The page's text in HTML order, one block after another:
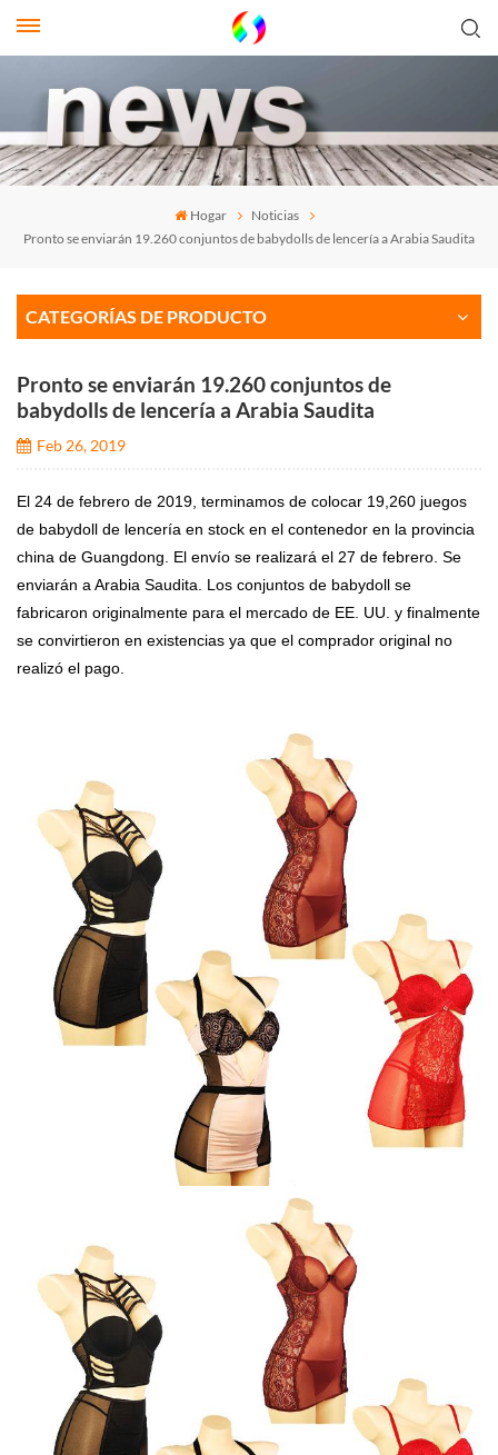
Hogar
Noticias
Pronto se enviarán 19.260 conjuntos de babydolls de lencería a Arabia Saudita
CATEGORÍAS DE PRODUCTO
Pronto se enviarán 19.260 conjuntos de
babydolls de lencería a Arabia Saudita
Feb 26, 2019
El 24 de febrero de 2019, terminamos de colocar 19,260 juegos
de babydoll de lencería en stock en el contenedor en la provincia
china de Guangdong. El envío se realizará el 27 de febrero. Se
enviarán a Arabia Saudita. Los conjuntos de babydoll se
fabricaron originalmente para el mercado de EE. UU. y finalmente
se convirtieron en existencias ya que el comprador original no
realizó el pago.